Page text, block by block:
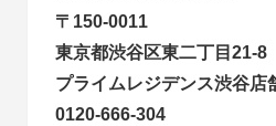
〒150-0011
東京都渋谷区東二丁目21-8
プライムレジデンス渋谷店
0120-666-304